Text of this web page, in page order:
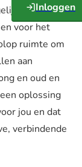
Inloggen
om al
voor het
ruimte om
aan
en oud en
oplossing
jou en dat
verbindende